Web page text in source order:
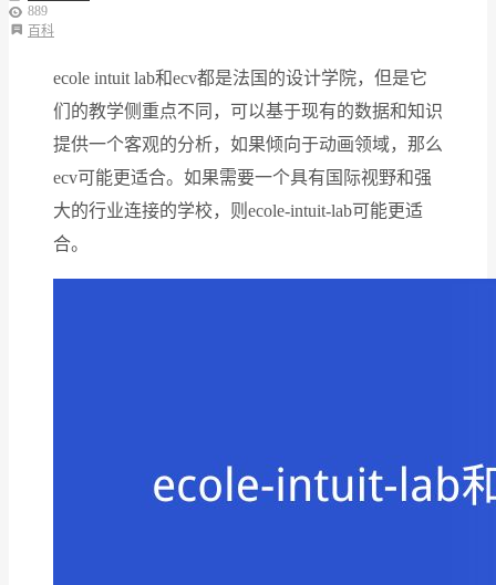
889
百科
ecole intuit lab和ecv都是法国的设计学院，但是它
们的教学侧重点不同，可以基于现有的数据和知识
提供一个客观的分析，如果倾向于动画领域，那么
ecv可能更适合。如果需要一个具有国际视野和强
大的行业连接的学校，则ecole-intuit-lab可能更适
合。